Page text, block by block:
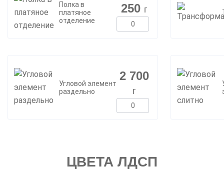
Полка в
платяное
отделение
250 г
Угловой элемент
раздельно
2 700
г
ЦВЕТА ЛДСП